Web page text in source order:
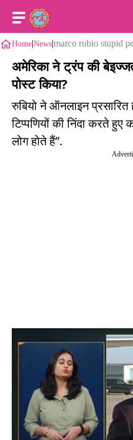
Home|News|marco rubio stupid
अमेरिका ने ट्रंप की
पोस्ट किया?
रुबियो ने ऑनलाइन प्रसारित
टिप्पणियों की निंदा करते हुए
लोग होते हैं”.